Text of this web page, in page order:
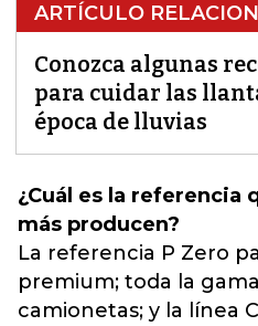
ARTÍCULO
Conozca algunas
para cuidar las
época de lluvias
¿Cuál es la referencia
más producen?
La referencia P Zero
premium; toda la
camionetas; y la línea